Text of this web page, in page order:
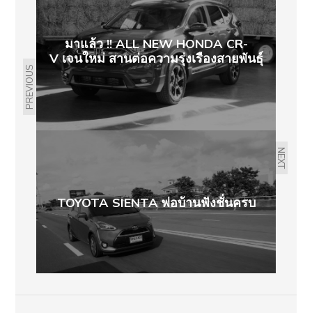
PREVIOUS
มาแล้ว !! ALL NEW HONDA CR-
V เจนใหม่ สานต่อความรุ่งเรืองสายพันธุ์
NEXT
TOYOTA SIENTA พ่อบ้านฟังชั่นครบ